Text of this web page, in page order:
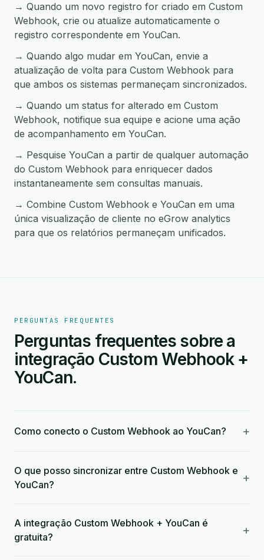
→ Quando um novo registro for criado em Custom
Webhook, crie ou atualize automaticamente o
registro correspondente em YouCan.
→ Quando algo mudar em YouCan, envie a
atualização de volta para Custom Webhook para
que ambos os sistemas permaneçam sincronizados.
→ Quando um status for alterado em Custom
Webhook, notifique sua equipe e acione uma ação
de acompanhamento em YouCan.
→ Pesquise YouCan a partir de qualquer automação
do Custom Webhook para enriquecer dados
instantaneamente sem consultas manuais.
→ Combine Custom Webhook e YouCan em uma
única visualização de cliente no eGrow analytics
para que os relatórios permaneçam unificados.
PERGUNTAS FREQUENTES
Perguntas frequentes sobre a
integração Custom Webhook +
YouCan.
Como conecto o Custom Webhook ao YouCan? +
O que posso sincronizar entre Custom Webhook e
YouCan?
+
A integração Custom Webhook + YouCan é
gratuita?
+